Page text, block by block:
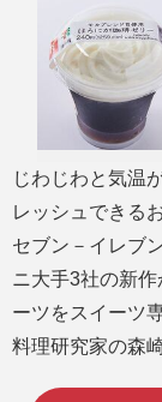
じわじわと気温
レッシュできる
セブン－イレブ
ニ大手3社の新
ーツをスイーツ
料理研究家の森